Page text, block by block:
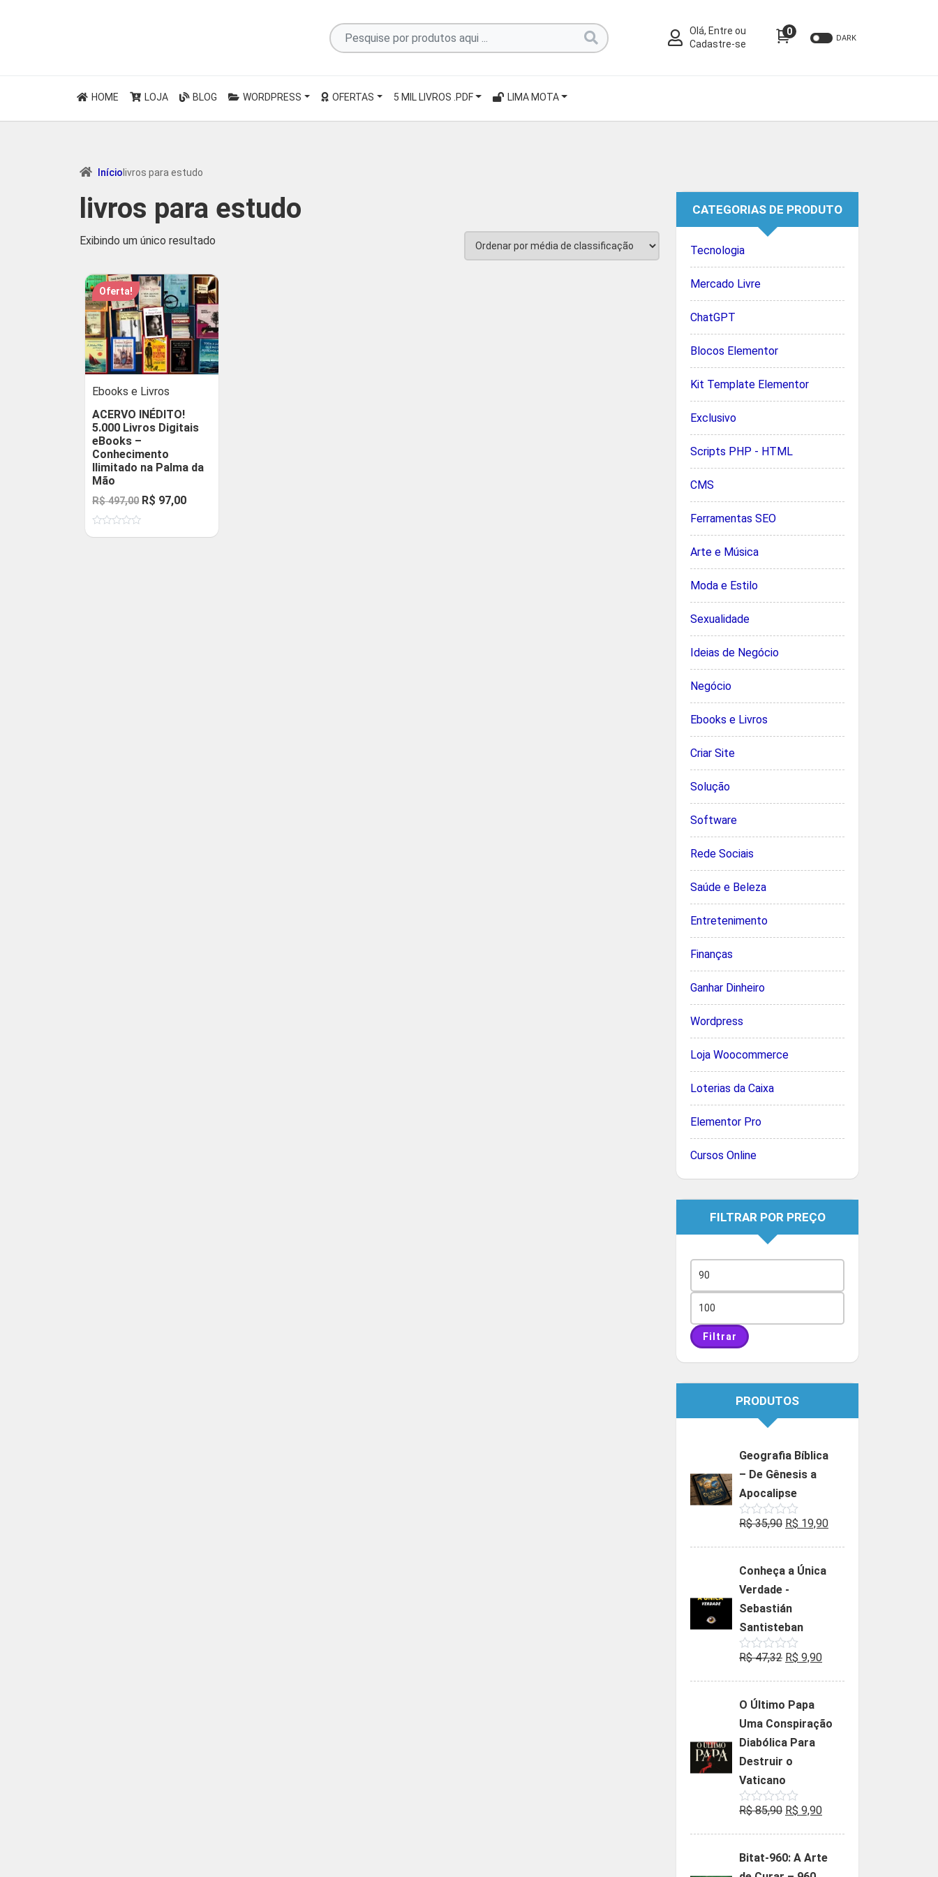
Pesquise
por
Olá, Entre ou
Cadastre-se
0
DARK
HOME LOJA BLOG WORDPRESS OFERTAS 5 MIL LIVROS .PDF LIMA MOTA
Início livros para estudo
livros para estudo
Exibindo um único resultado
Oferta!
Ebooks e Livros
ACERVO INÉDITO!
5.000 Livros Digitais
eBooks –
Conhecimento
Ilimitado na Palma da
Mão
R$497,00 O
original
R$ 97,00O
atual
CATEGORIAS DE PRODUTO
Tecnologia
Mercado Livre
ChatGPT
Blocos Elementor
Kit Template Elementor
Exclusivo
Scripts PHP - HTML
CMS
Ferramentas SEO
Arte e Música
Moda e Estilo
Sexualidade
Ideias de Negócio
Negócio
Ebooks e Livros
Criar Site
Solução
Software
Rede Sociais
Saúde e Beleza
Entretenimento
Finanças
Ganhar Dinheiro
Wordpress
Loja Woocommerce
Loterias da Caixa
Elementor Pro
Cursos Online
FILTRAR POR PREÇO
mínimo
máximo
Filtrar
PRODUTOS
Geografia Bíblica
– De Gênesis a
Apocalipse
Avaliação
de
R$35,90 O
era:
R$ 19,90O
Conheça a Única
Verdade -
Sebastián
Santisteban
Avaliação
de
R$47,32 O
era:
R$ 47,32.
R$ 9,90O
R$ 9,90.
O Último Papa
Uma Conspiração
Diabólica Para
Destruir o
Vaticano
Avaliação
de
R$85,90 O
era:
R$ 9,90O
é:
Bitat-960: A Arte